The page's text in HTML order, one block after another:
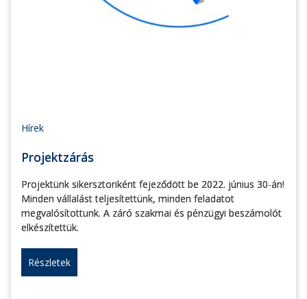
Hírek
Projektzárás
Projektünk sikersztoriként fejeződött be 2022. június 30-án!
Minden vállalást teljesítettünk, minden feladatot
megvalósítottunk. A záró szakmai és pénzügyi beszámolót
elkészítettük.
Részletek